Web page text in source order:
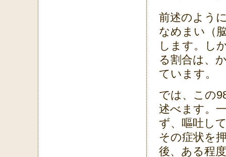
前述のよう
なめまい（
します。し
る割合は、
ています。
では、この
述べます。
ず、嘔吐し
その症状を
後、ある程